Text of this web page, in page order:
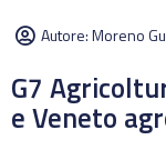
Autore:Moreno
G7
e Veneto